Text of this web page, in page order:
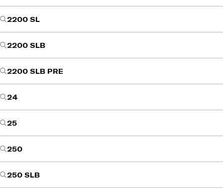
2200 SL
2200 SLB
2200 SLB PRE
24
25
250
250 SLB